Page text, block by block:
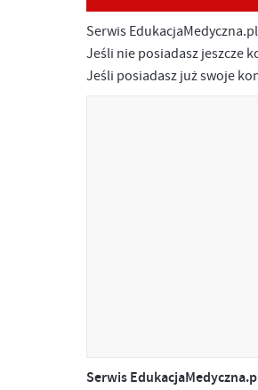
Serwis
Jeśli nie posiadasz jeszcze
Jeśli posiadasz już swoje
Serwis